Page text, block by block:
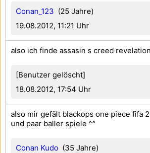
Conan_123 (25 Jahre)
19.08.2012, 11:21 Uhr
[Benutzer gelöscht]
18.08.2012, 17:54 Uhr
also ich finde assasin s creed
Conan Kudo (35 Jahre)
also mir gefält blackops one piece fifa
und paar baller spiele ^^